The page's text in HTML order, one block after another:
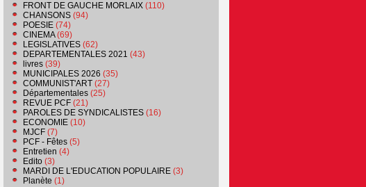
FRONT DE GAUCHE MORLAIX (110)
CHANSONS (94)
POESIE (74)
CINEMA(69)
LEGISLATIVES (62)
DEPARTEMENTALES 2021 (43)
livres (39)
MUNICIPALES 2026 (35)
COMMUNIST'ART (27)
Départementales (25)
REVUE PCF (21)
PAROLES DE SYNDICALISTES (16)
ECONOMIE (10)
MJCF (7)
PCF - Fêtes (5)
Entretien (4)
Edito (3)
MARDI DE L'EDUCATION POPULAIRE (3)
Planète (1)